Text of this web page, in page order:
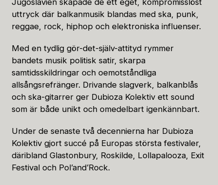
uttryck där balkanmusik blandas med ska, punk,
reggae, rock, hiphop och elektroniska influenser.
Med en tydlig gör-det-själv-attityd rymmer
bandets musik politisk satir, skarpa
samtidsskildringar och oemotståndliga
allsångsrefränger. Drivande slagverk, balkanblås
och ska-gitarrer ger Dubioza Kolektiv ett sound
som är både unikt och omedelbart igenkännbart.
Under de senaste två decennierna har Dubioza
Kolektiv gjort succé på Europas största festivaler,
däribland Glastonbury, Roskilde, Lollapalooza, Exit
Festival och Pol’and’Rock.